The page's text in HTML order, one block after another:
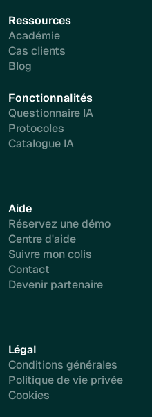
Ressources
Académie
Cas clients
Blog
Fonctionnalités
Questionnaire IA
Protocoles
Catalogue IA
Aide
Réservez une démo
Centre d'aide
Suivre mon colis
Contact
Devenir partenaire
Légal
Conditions générales
Politique de vie privée
Cookies